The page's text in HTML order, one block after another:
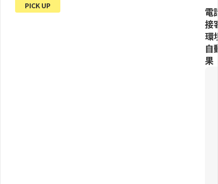
PICK UP
電
接
環
自
果